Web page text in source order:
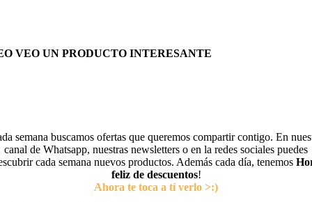
VEO UN PRODUCTO INTERESANTE
semana buscamos ofertas que queremos compartir contigo. En
canal de Whatsapp, nuestras newsletters o en la redes sociales puedes
cada semana nuevos productos. Además cada día, tenemos
feliz de descuentos!
Ahora te toca a tí verlo >:)